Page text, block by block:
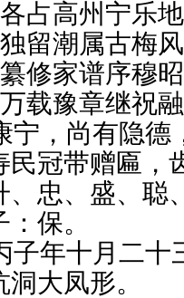
各占高州宁乐
独留潮属古梅
纂修家谱序穆
万载豫章继祝
，尚有隐德
民冠带赠匾，
、忠、盛、聪
保。
年十月二十
大凤形。